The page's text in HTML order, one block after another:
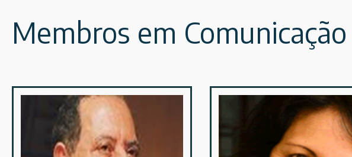
Membros em Comunica­ção